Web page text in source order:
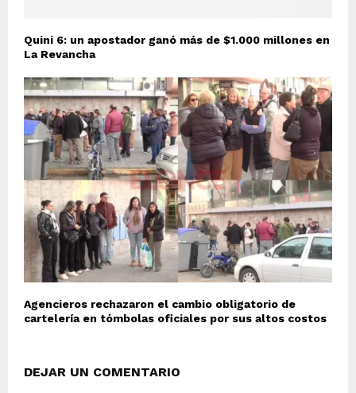
Quini 6: un apostador ganó más de $1.000 millones en
La Revancha
Agencieros rechazaron el cambio obligatorio de
cartelería en tómbolas oficiales por sus altos costos
DEJAR UN COMENTARIO